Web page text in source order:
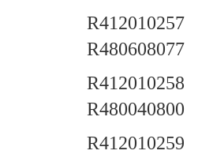
R412010257
R480608077
R412010258
R480040800
R412010259